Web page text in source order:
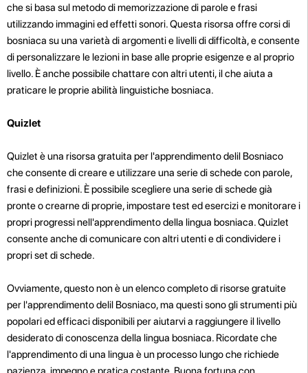
che si basa sul metodo di memorizzazione di parole e frasi
utilizzando immagini ed effetti sonori. Questa risorsa offre corsi di
bosniaca su una varietà di argomenti e livelli di difficoltà, e consente
di personalizzare le lezioni in base alle proprie esigenze e al proprio
livello. È anche possibile chattare con altri utenti, il che aiuta a
praticare le proprie abilità linguistiche bosniaca.
Quizlet
Quizlet è una risorsa gratuita per l'apprendimento delil Bosniaco
che consente di creare e utilizzare una serie di schede con parole,
frasi e definizioni. È possibile scegliere una serie di schede già
pronte o crearne di proprie, impostare test ed esercizi e monitorare i
propri progressi nell'apprendimento della lingua bosniaca. Quizlet
consente anche di comunicare con altri utenti e di condividere i
propri set di schede.
Ovviamente, questo non è un elenco completo di risorse gratuite
per l'apprendimento delil Bosniaco, ma questi sono gli strumenti più
popolari ed efficaci disponibili per aiutarvi a raggiungere il livello
desiderato di conoscenza della lingua bosniaca. Ricordate che
l'apprendimento di una lingua è un processo lungo che richiede